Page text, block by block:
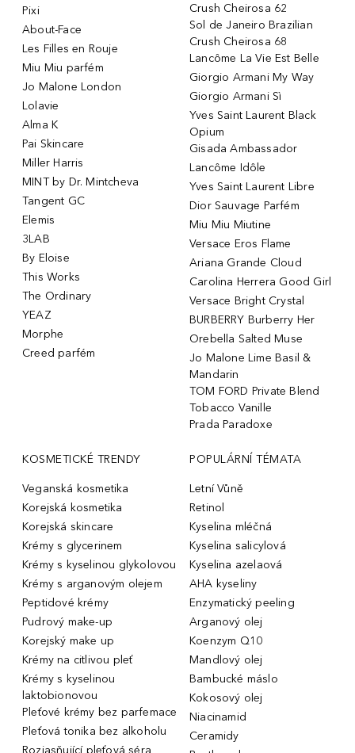
Pixi
About-Face
Les Filles en Rouje
Miu Miu parfém
Jo Malone London
Lolavie
Alma K
Pai Skincare
Miller Harris
MINT by Dr. Mintcheva
Tangent GC
Elemis
3LAB
By Eloise
This Works
The Ordinary
YEAZ
Morphe
Creed parfém
Crush Cheirosa 62
Sol de Janeiro Brazilian
Crush Cheirosa 68
Lancôme La Vie Est Belle
Giorgio Armani My Way
Giorgio Armani Sì
Yves Saint Laurent Black
Opium
Gisada Ambassador
Lancôme Idôle
Yves Saint Laurent Libre
Dior Sauvage Parfém
Miu Miu Miutine
Versace Eros Flame
Ariana Grande Cloud
Carolina Herrera Good Girl
Versace Bright Crystal
BURBERRY Burberry Her
Orebella Salted Muse
Jo Malone Lime Basil &
Mandarin
TOM FORD Private Blend
Tobacco Vanille
Prada Paradoxe
KOSMETICKÉ TRENDY
Veganská kosmetika
Korejská kosmetika
Korejská skincare
Krémy s glycerinem
Krémy s kyselinou glykolovou
Krémy s arganovým olejem
Peptidové krémy
Pudrový make-up
Korejský make up
Krémy na citlivou pleť
Krémy s kyselinou
laktobionovou
Pleťové krémy bez parfemace
Pleťová tonika bez alkoholu
Rozjasňující pleťová séra
POPULÁRNÍ TÉMATA
Letní Vůně
Retinol
Kyselina mléčná
Kyselina salicylová
Kyselina azelaová
AHA kyseliny
Enzymatický peeling
Arganový olej
Koenzym Q10
Mandlový olej
Bambucké máslo
Kokosový olej
Niacinamid
Ceramidy